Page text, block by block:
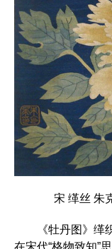
宋 缂丝 朱
《牡丹图》缂织
在宋代“格物致知”